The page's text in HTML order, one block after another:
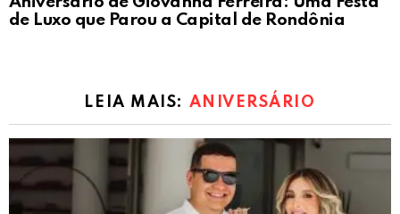
de Luxo que Parou a Capital de Rondônia
LEIA MAIS: ANIVERSÁRIO